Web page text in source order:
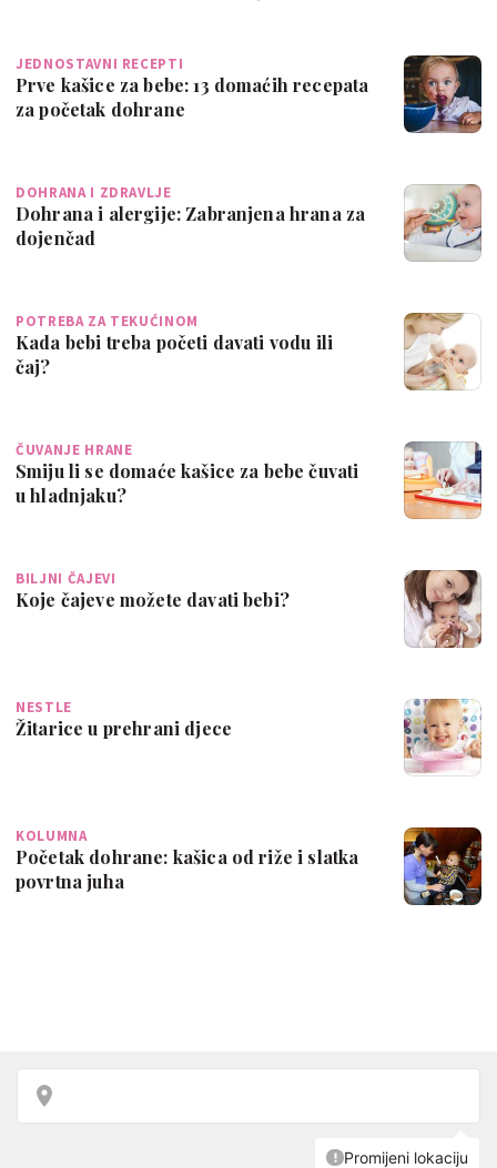
JEDNOSTAVNI RECEPTI
Prve kašice za bebe: 13 domaćih recepata
za početak dohrane
DOHRANA I ZDRAVLJE
Dohrana i alergije: Zabranjena hrana za
dojenčad
POTREBA ZA TEKUĆINOM
Kada bebi treba početi davati vodu ili
čaj?
ČUVANJE HRANE
Smiju li se domaće kašice za bebe čuvati
u hladnjaku?
BILJNI ČAJEVI
Koje čajeve možete davati bebi?
NESTLE
Žitarice u prehrani djece
KOLUMNA
Početak dohrane: kašica od riže i slatka
povrtna juha